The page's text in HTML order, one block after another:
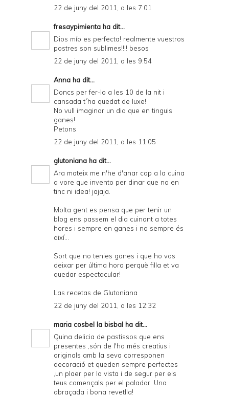
22 de juny del 2011, a les 7:01
fresaypimienta ha dit...
Dios mío es perfecta! realmente vuestros
postres son sublimes!!!! besos
22 de juny del 2011, a les 9:54
Anna ha dit...
Doncs per fer-lo a les 10 de la nit i
cansada t´ha quedat de luxe!
No vull imaginar un dia que en tinguis
ganes!
Petons
22 de juny del 2011, a les 11:05
glutoniana ha dit...
Ara mateix me n'he d'anar cap a la cuina
a vore que invento per dinar que no en
tinc ni idea! jajaja.
Molta gent es pensa que per tenir un
blog ens passem el dia cuinant a totes
hores i sempre en ganes i no sempre és
així...
Sort que no tenies ganes i que ho vas
deixar per última hora perquè filla et va
quedar espectacular!
Las recetas de Glutoniana
22 de juny del 2011, a les 12:32
maria cosbel la bisbal ha dit...
Quina delicia de pastissos que ens
presentes ,són de l'ho més creatius i
originals amb la seva corresponen
decoració et queden sempre perfectes
,un plaer per la vista i de segur per els
teus començals per el paladar .Una
abraçada i bona revetlla!